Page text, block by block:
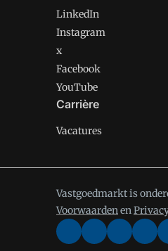
LinkedIn
Instagram
x
Facebook
YouTube
Carrière
Vacatures
Vastgoedmarkt is
Voorwaardenen